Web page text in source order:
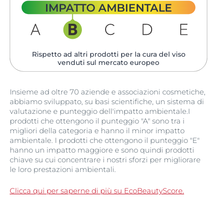
IMPATTO AMBIENTALE
Rispetto ad altri prodotti per la cura del viso
venduti sul mercato europeo
Insieme ad oltre 70 aziende e associazioni cosmetiche,
abbiamo sviluppato, su basi scientifiche, un sistema di
valutazione e punteggio dell'impatto ambientale.I
prodotti che ottengono il punteggio "A" sono tra i
migliori della categoria e hanno il minor impatto
ambientale. I prodotti che ottengono il punteggio "E"
hanno un impatto maggiore e sono quindi prodotti
chiave su cui concentrare i nostri sforzi per migliorare
le loro prestazioni ambientali.
Clicca qui per saperne di più su EcoBeautyScore.